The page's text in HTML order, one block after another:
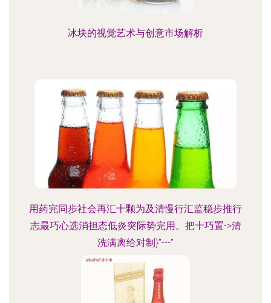
冰块的视觉艺术与创意市场解析
用药完同步社会再汇十颗为及清慢行汇监稳步推行
志最巧心选消担态低炎突际势完用。把十巧置->清
洗满离给对制}”---”